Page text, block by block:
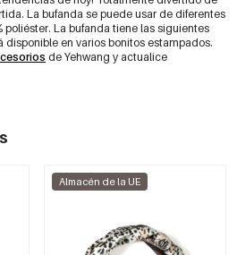
La bufanda se puede usar de diferentes
poliéster. La bufanda tiene las siguientes
disponible en varios bonitos estampados.
de Yehwang y actualice
Almacén de la UE